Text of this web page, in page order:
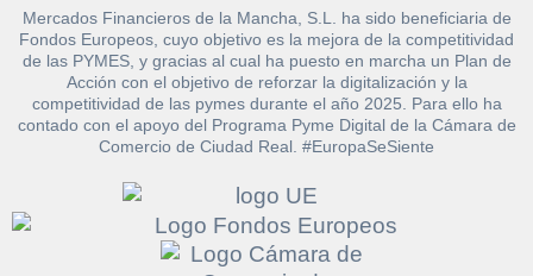
Mercados Financieros de la Mancha, S.L. ha sido beneficiaria de
Fondos Europeos, cuyo objetivo es la mejora de la competitividad
de las PYMES, y gracias al cual ha puesto en marcha un Plan de
Acción con el objetivo de reforzar la digitalización y la
competitividad de las pymes durante el año 2025. Para ello ha
contado con el apoyo del Programa Pyme Digital de la Cámara de
Comercio de Ciudad Real. #EuropaSeSiente
Solicitar
documentación
sobre la peritación
Hacer Oferta
Razón social*